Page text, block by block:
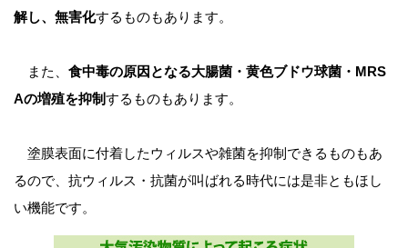
解し、無害化するものもあります。
また、 食中毒の原因となる大腸菌・黄色ブドウ球菌・MRS
Aの増殖を抑制するものもあります。
塗膜表面に付着したウィルスや雑菌を抑制できるものもあ
るので、抗ウィルス・抗菌が叫ばれる時代には是非ともほし
い機能です。